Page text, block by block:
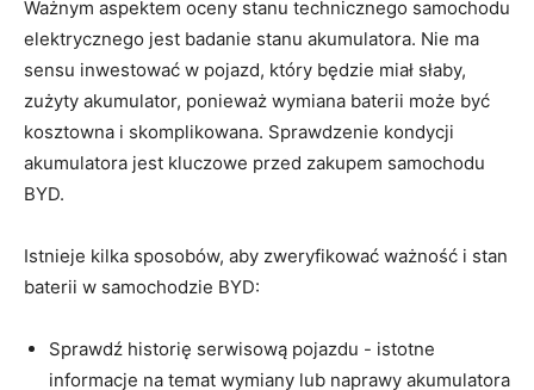
Ważnym aspektem oceny stanu technicznego samochodu
elektrycznego jest badanie stanu akumulatora. Nie ma
‍sensu inwestować​ w pojazd, który będzie miał słaby,
zużyty akumulator, ponieważ wymiana baterii ⁢może być
kosztowna i skomplikowana. Sprawdzenie kondycji
akumulatora‍ jest kluczowe przed ⁣zakupem ⁤samochodu
BYD.
Istnieje kilka sposobów, aby ⁢zweryfikować ważność i stan
baterii w samochodzie BYD:
Sprawdź historię serwisową pojazdu ‍- istotne
informacje na temat⁢ wymiany lub ⁢naprawy akumulatora